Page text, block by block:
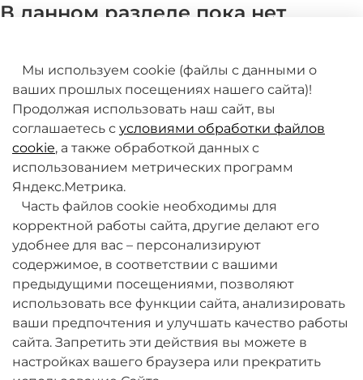
В данном разделе пока нет
О компании
Товары и услуги
+7 (495) 789-38-95
09:00 - 18:00 (будни, по МСК)
Мы используем cookie (файлы с данными о
ваших прошлых посещениях нашего сайта)!
Продолжая использовать наш сайт, вы
соглашаетесь с условиями обработки файлов
cookie, а также обработкой данных с
использованием метрических программ
Яндекс.Метрика.
Часть файлов cookie необходимы для
корректной работы сайта, другие делают его
удобнее для вас – персонализируют
содержимое, в соответствии с вашими
предыдущими посещениями, позволяют
использовать все функции сайта, анализировать
ваши предпочтения и улучшать качество работы
сайта. Запретить эти действия вы можете в
настройках вашего браузера или прекратить